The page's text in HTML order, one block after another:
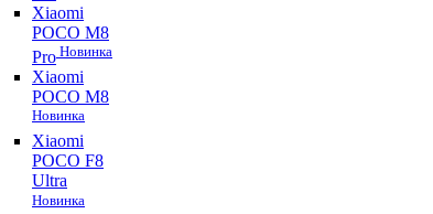
Xiaomi
POCO M8
Pro Новинка
Xiaomi
POCO M8
Новинка
Xiaomi
POCO F8
Ultra
Новинка